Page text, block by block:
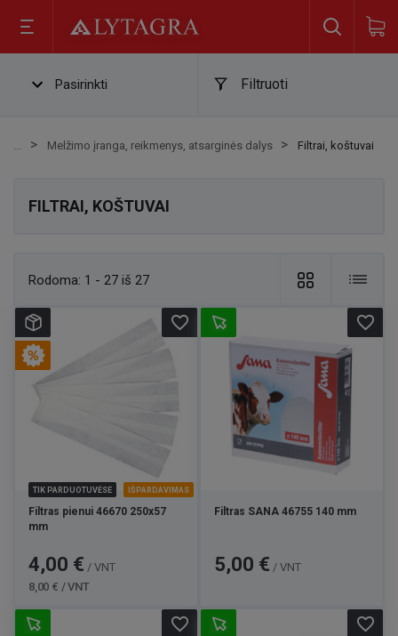
Pasirinkti Filtruoti
Melžimo įranga, reikmenys, atsarginės dalys Filtrai, koštuvai
FILTRAI, KOŠTUVAI
Rodoma: 1 - 27 iš 27
TIK PARDUOTUVĖSE IŠPARDAVIMAS
Filtras pienui 46670 250x57
mm
Kaina
4,00 € / VNT
8,00 € / VNT
favorite_border
Filtras SANA 46755 140 mm
Kaina
5,00 € / VNT
favorite_border
favorite_border favorite_border